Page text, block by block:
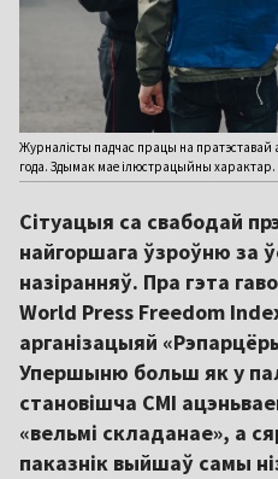
Журналісты падчас працы на пратэставай
года. Здымак мае ілюстрацыйны характар.
Сітуацыя са свабодай
найгоршага ўзроўню за
назіранняў. Пра гэта
World Press Freedom
арганізацыяй
Упершыню больш як у
становішча СМІ
«вельмі складанае», а
паказнік выйшаў самы